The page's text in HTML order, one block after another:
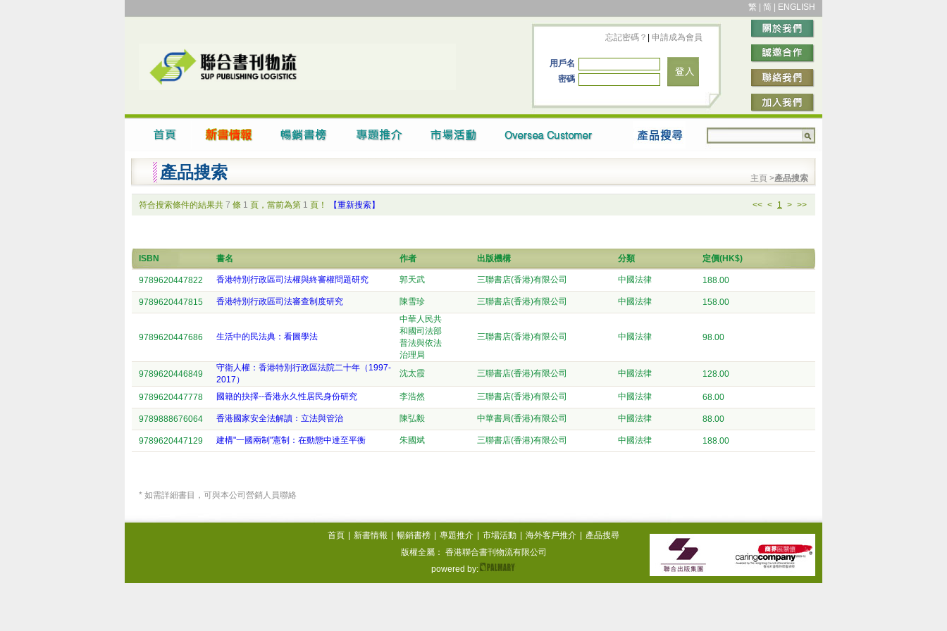
繁 简 ENGLISH
忘記密碼？ 申請成為會員
用戶名
密碼
產品搜索 主頁 >產品搜索
符合搜索條件的結果共 7 條 1 頁，當前為第 1 頁！ 【重新搜索】 << < 1 > >>
ISBN 書名 作者 出版機構 分類 定價(HK$)
9789620447822 香港特別行政區司法權與終審權問題研究 郭天武 三聯書店(香港)有限公司 中國法律 188.00
9789620447815 香港特別行政區司法審查制度研究 陳雪珍 三聯書店(香港)有限公司 中國法律 158.00
9789620447686 生活中的民法典：看圖學法
中華人民共
和國司法部
普法與依法
治理局
三聯書店(香港)有限公司 中國法律 98.00
9789620446849
守衛人權：香港特別行政區法院二十年（1997-
2017）
沈太霞 三聯書店(香港)有限公司 中國法律 128.00
9789620447778 國籍的抉擇--香港永久性居民身份研究 李浩然 三聯書店(香港)有限公司 中國法律 68.00
9789888676064 香港國家安全法解讀：立法與管治 陳弘毅 中華書局(香港)有限公司 中國法律 88.00
9789620447129 建構"一國兩制"憲制：在動態中達至平衡 朱國斌 三聯書店(香港)有限公司 中國法律 188.00
* 如需詳細書目，可與本公司營銷人員聯絡
首頁 新書情報 暢銷書榜 專題推介 市場活動 海外客戶推介
產品搜尋
版權全屬： 香港聯合書刊物流有限公司
powered by: